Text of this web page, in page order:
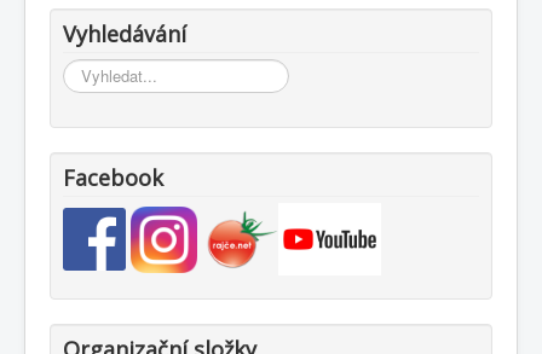
Vyhledávání
Vyhledávání...
Facebook